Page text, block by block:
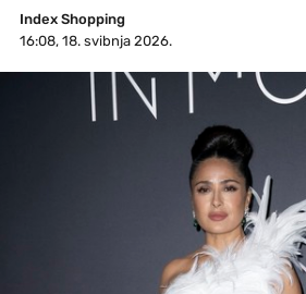
Index Shopping
16:08, 18. svibnja 2026.